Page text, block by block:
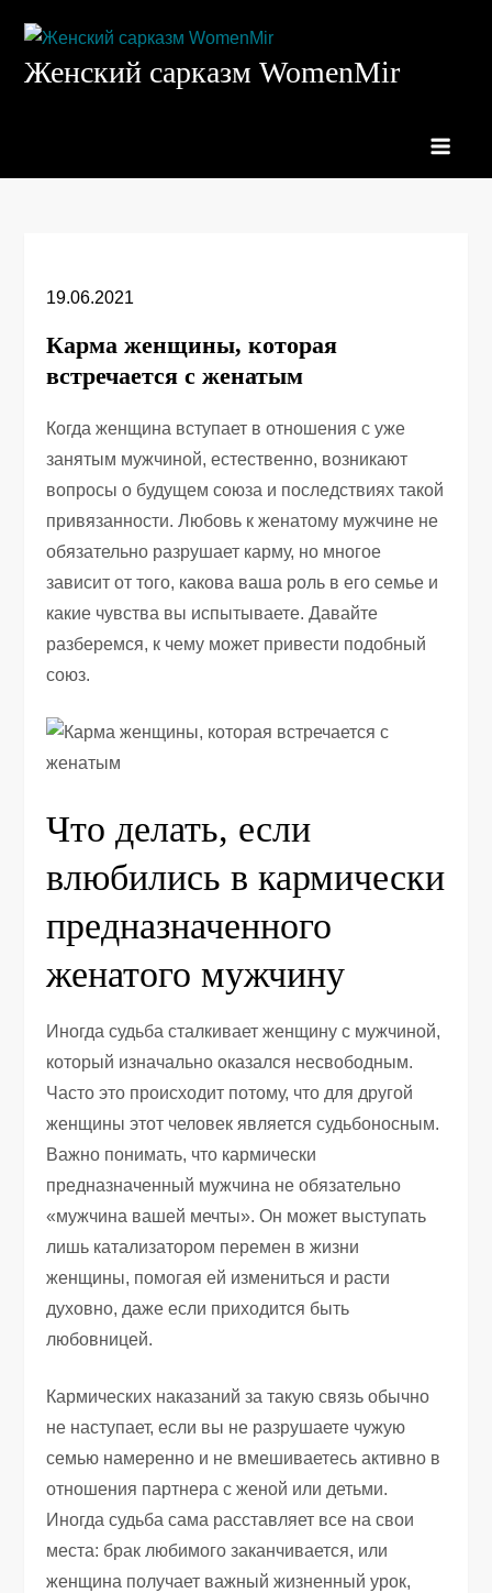
содержимому
Женский сарказм WomenMir
19.06.2021
Карма женщины, которая
встречается с женатым
Когда женщина вступает в отношения с уже
занятым мужчиной, естественно, возникают
вопросы о будущем союза и последствиях такой
привязанности. Любовь к женатому мужчине не
обязательно разрушает карму, но многое
зависит от того, какова ваша роль в его семье и
какие чувства вы испытываете. Давайте
разберемся, к чему может привести подобный
союз.
Что делать, если
влюбились в кармически
предназначенного
женатого мужчину
Иногда судьба сталкивает женщину с мужчиной,
который изначально оказался несвободным.
Часто это происходит потому, что для другой
женщины этот человек является судьбоносным.
Важно понимать, что кармически
предназначенный мужчина не обязательно
«мужчина вашей мечты». Он может выступать
лишь катализатором перемен в жизни
женщины, помогая ей измениться и расти
духовно, даже если приходится быть
любовницей.
Кармических наказаний за такую связь обычно
не наступает, если вы не разрушаете чужую
семью намеренно и не вмешиваетесь активно в
отношения партнера с женой или детьми.
Иногда судьба сама расставляет все на свои
места: брак любимого заканчивается, или
женщина получает важный жизненный урок,